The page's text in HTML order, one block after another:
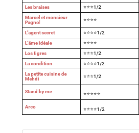
Les braises
⭐⭐⭐1/2
Marcel et monsieur
Pagnol
⭐⭐⭐⭐
L'agent secret ⭐⭐⭐⭐1/2
L'âme idéale
⭐⭐⭐⭐
Los tigres
⭐⭐⭐1/2
La condition
⭐⭐⭐⭐1/2
La petite cuisine de
Mehdi
⭐⭐⭐1/2
Stand by me ⭐⭐⭐⭐⭐
Arco ⭐⭐⭐⭐1/2